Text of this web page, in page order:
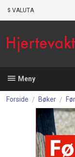
VALUTA
Meny
Forside Bøker